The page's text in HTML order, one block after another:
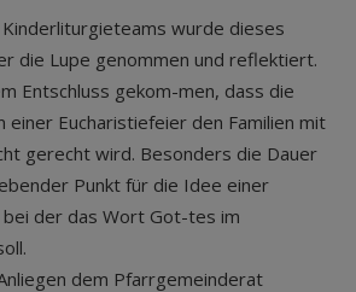
wurde dieses
die Lupe genommen und reflektiert.
Entschluss gekom-men, dass die
einer Eucharistiefeier den Familien mit
gerecht wird. Besonders die Dauer
Punkt für die Idee einer
bei der das Wort Got-tes im
dem Pfarrgemeinderat